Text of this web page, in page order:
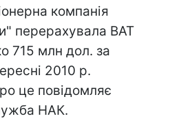
компанія
перерахувала ВАТ
715 млн дол. за
2010 р.
це повідомляє
НАК.